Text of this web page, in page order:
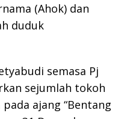
(Ahok) dan
duduk
semasa Pj
sejumlah tokoh
ajang “Bentang